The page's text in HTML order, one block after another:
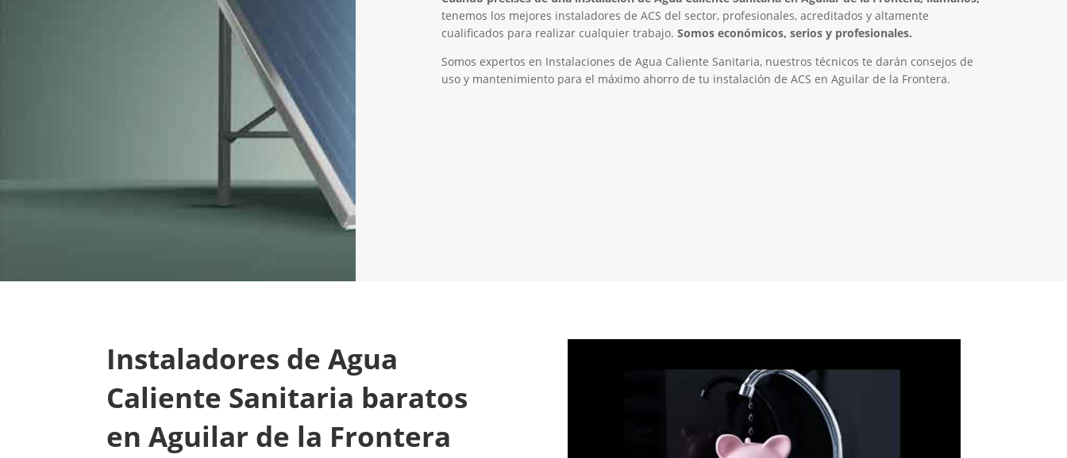
tenemos los mejores instaladores de ACS del sector, profesionales, acreditados y altamente
cualificados para realizar cualquier trabajo. Somos económicos, serios y profesionales.
Somos expertos en Instalaciones de Agua Caliente Sanitaria, nuestros técnicos te darán consejos de
uso y mantenimiento para el máximo ahorro de tu instalación de ACS en Aguilar de la Frontera.
Instaladores de Agua
Caliente Sanitaria baratos
en Aguilar de la Frontera